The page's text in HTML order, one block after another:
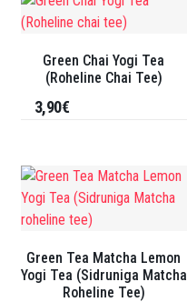
Green Chai Yogi Tea
(Roheline Chai Tee)
3,90€
Green Tea Matcha Lemon
Yogi Tea (Sidruniga Matcha
Roheline Tee)